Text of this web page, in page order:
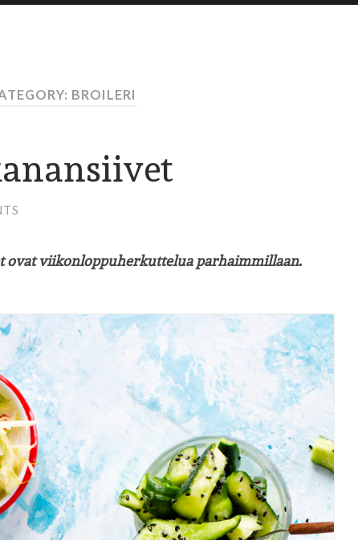
BROILERI
ovat viikonloppuherkuttelua parhaimmillaan.